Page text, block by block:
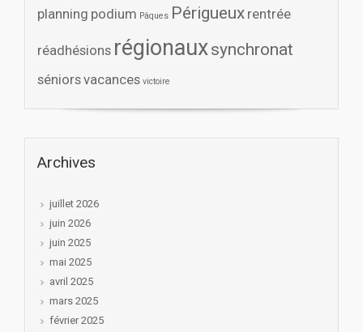
planning podium Pâques Périgueux rentrée
réadhésions régionauxsynchronat
séniorsvacances victoire
Archives
juillet 2026
juin 2026
juin 2025
mai 2025
avril 2025
mars 2025
février 2025